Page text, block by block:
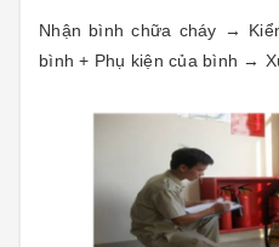
Nhận bình chữa cháy →
bình + Phụ kiện của bình →